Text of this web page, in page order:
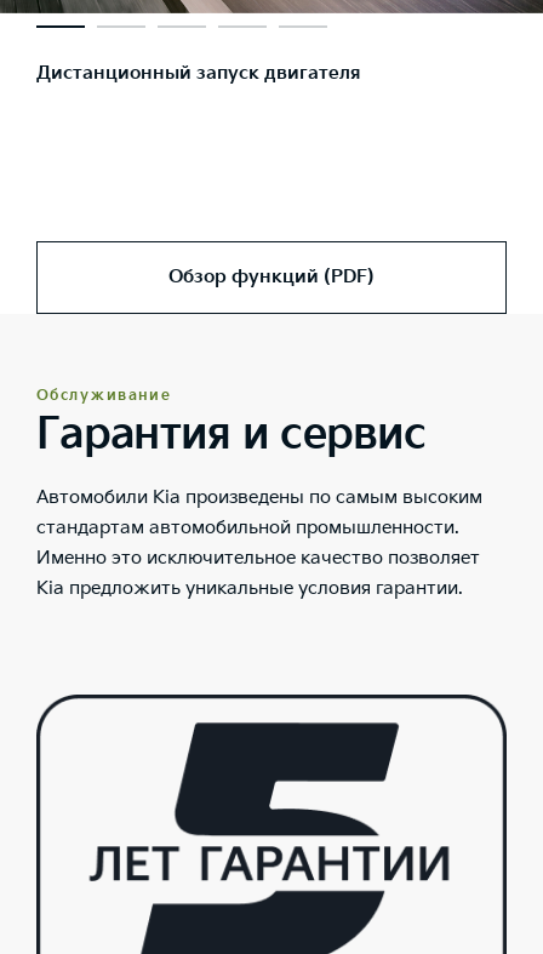
Дистанционный запуск двигателя
Обзор функций (PDF)
Обслуживание
Гарантия и сервис
Автомобили Kia произведены по самым высоким
стандартам автомобильной промышленности.
Именно это исключительное качество позволяет
Kia предложить уникальные условия гарантии.